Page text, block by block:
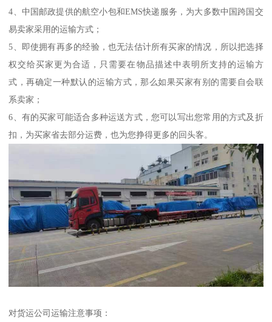
4、中国邮政提供的航空小包和EMS快递服务，为大多数中国跨国交
易卖家采用的运输方式；
5、即使拥有再多的经验，也无法估计所有买家的情况，所以把选择
权交给买家更为合适，只需要在物品描述中表明所支持的运输方
式，再确定一种默认的运输方式，那么如果买家有别的需要自会联
系卖家；
6、有的买家可能适合多种运送方式，您可以写出您常用的方式及折
扣，为买家省去部分运费，也为您挣得更多的回头客。
对货运公司运输注意事项：